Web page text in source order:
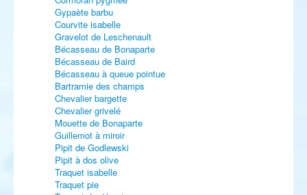
Gypaète barbu
Courvite isabelle
Gravelot de Leschenault
Bécasseau de Bonaparte
Bécasseau de Baird
Bécasseau à queue pointue
Bartramie des champs
Chevalier bargette
Chevalier grivelé
Mouette de Bonaparte
Guillemot à miroir
Pipit de Godlewski
Pipit à dos olive
Traquet isabelle
Traquet pie